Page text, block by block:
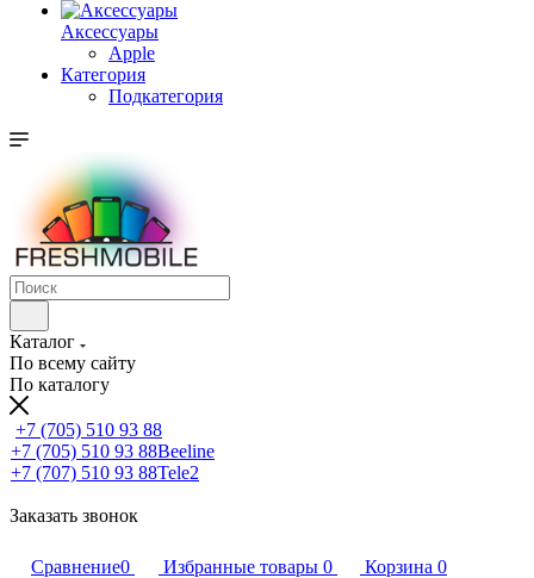
Аксессуары
Apple
Категория
Подкатегория
Каталог
По всему сайту
По каталогу
+7 (705) 510 93 88
+7 (705) 510 93 88Beeline
+7 (707) 510 93 88Tele2
Заказать звонок
Сравнение0 Избранные товары 0 Корзина 0